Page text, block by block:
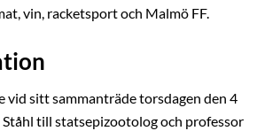
vin, racketsport och Malmö FF.
vid sitt sammanträde torsdagen den 4
till statsepizootolog och professor